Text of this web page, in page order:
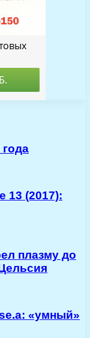
13 (2017):
плазму до
«умный»